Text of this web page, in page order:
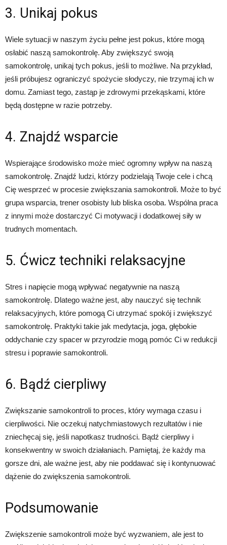
3. Unikaj pokus
Wiele sytuacji w naszym życiu pełne jest pokus, które mogą
osłabić naszą samokontrolę. Aby zwiększyć swoją
samokontrolę, unikaj tych pokus, jeśli to możliwe. Na przykład,
jeśli próbujesz ograniczyć spożycie słodyczy, nie trzymaj ich w
domu. Zamiast tego, zastąp je zdrowymi przekąskami, które
będą dostępne w razie potrzeby.
4. Znajdź wsparcie
Wspierające środowisko może mieć ogromny wpływ na naszą
samokontrolę. Znajdź ludzi, którzy podzielają Twoje cele i chcą
Cię wesprzeć w procesie zwiększania samokontroli. Może to być
grupa wsparcia, trener osobisty lub bliska osoba. Wspólna praca
z innymi może dostarczyć Ci motywacji i dodatkowej siły w
trudnych momentach.
5. Ćwicz techniki relaksacyjne
Stres i napięcie mogą wpływać negatywnie na naszą
samokontrolę. Dlatego ważne jest, aby nauczyć się technik
relaksacyjnych, które pomogą Ci utrzymać spokój i zwiększyć
samokontrolę. Praktyki takie jak medytacja, joga, głębokie
oddychanie czy spacer w przyrodzie mogą pomóc Ci w redukcji
stresu i poprawie samokontroli.
6. Bądź cierpliwy
Zwiększanie samokontroli to proces, który wymaga czasu i
cierpliwości. Nie oczekuj natychmiastowych rezultatów i nie
zniechęcaj się, jeśli napotkasz trudności. Bądź cierpliwy i
konsekwentny w swoich działaniach. Pamiętaj, że każdy ma
gorsze dni, ale ważne jest, aby nie poddawać się i kontynuować
dążenie do zwiększenia samokontroli.
Podsumowanie
Zwiększenie samokontroli może być wyzwaniem, ale jest to